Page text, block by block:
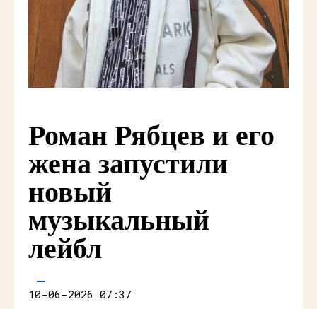
Роман Рябцев и его
жена запустили
новый
музыкальный
лейбл
10-06-2026 07:37